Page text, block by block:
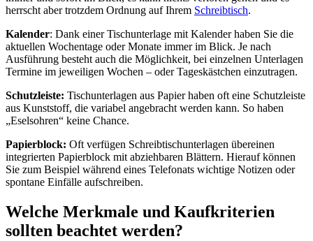
herrscht aber trotzdem Ordnung auf Ihrem Schreibtisch.
Kalender: Dank einer Tischunterlage mit Kalender haben Sie die
aktuellen Wochentage oder Monate immer im Blick. Je nach
Ausführung besteht auch die Möglichkeit, bei einzelnen Unterlagen
Termine im jeweiligen Wochen – oder Tageskästchen einzutragen.
Schutzleiste: Tischunterlagen aus Papier haben oft eine Schutzleiste
aus Kunststoff, die variabel angebracht werden kann. So haben
„Eselsohren“ keine Chance.
Papierblock: Oft verfügen Schreibtischunterlagen übereinen
integrierten Papierblock mit abziehbaren Blättern. Hierauf können
Sie zum Beispiel während eines Telefonats wichtige Notizen oder
spontane Einfälle aufschreiben.
Welche Merkmale und Kaufkriterien
sollten beachtet werden?